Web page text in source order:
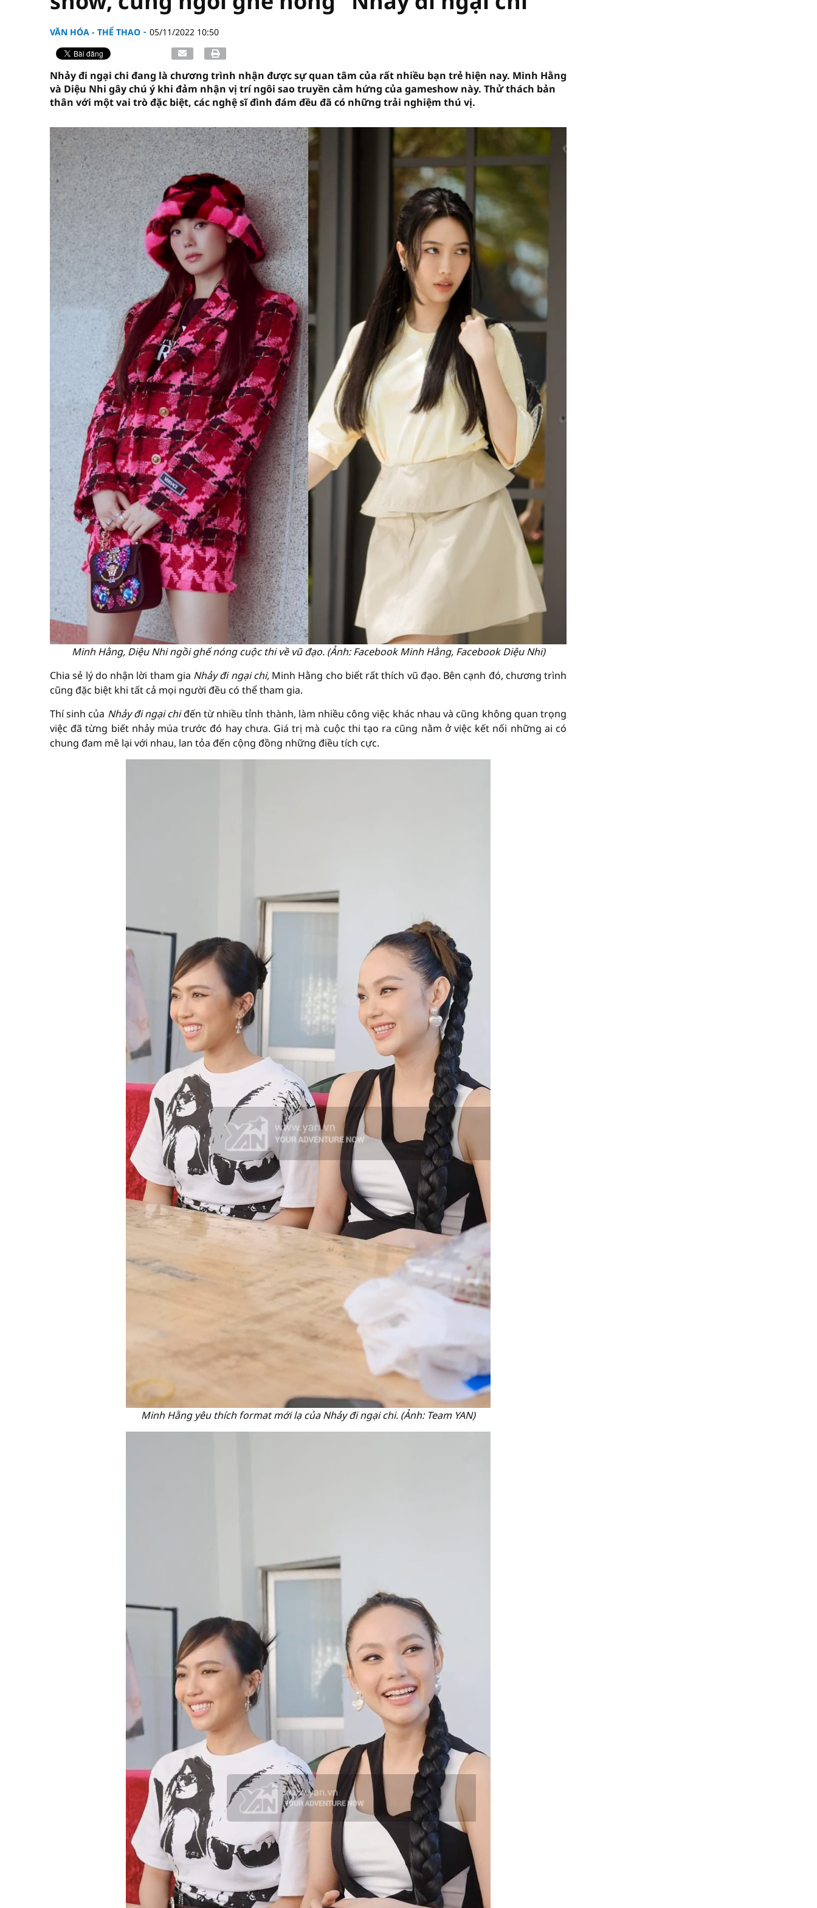
VĂN HÓA - THỂ THAO 05/11/2022 10:50
Nhảy đi ngại chi đang là chương trình nhận được sự quan tâm của rất nhiều bạn trẻ hiện nay. Minh Hằng
và Diệu Nhi gây chú ý khi đảm nhận vị trí ngôi sao truyền cảm hứng của gameshow này. Thử thách bản
thân với một vai trò đặc biệt, các nghệ sĩ đình đám đều đã có những trải nghiệm thú vị.
Minh Hằng, Diệu Nhi ngồi ghế nóng cuộc thi về vũ đạo. (Ảnh: Facebook Minh Hằng, Facebook Diệu Nhi)
Chia sẻ lý do nhận lời tham gia Nhảy đi ngại chi,Minh Hằng cho biết rất thích vũ đạo. Bên cạnh đó, chương trình
cũng đặc biệt khi tất cả mọi người đều có thể tham gia.
Thí sinh của Nhảy đi ngại chiđến từ nhiều tỉnh thành, làm nhiều công việc khác nhau và cũng không quan trọng
việc đã từng biết nhảy múa trước đó hay chưa. Giá trị mà cuộc thi tạo ra cũng nằm ở việc kết nối những ai có
chung đam mê lại với nhau, lan tỏa đến cộng đồng những điều tích cực.
Minh Hằng yêu thích format mới lạ của Nhảy đi ngại chi. (Ảnh: Team YAN)